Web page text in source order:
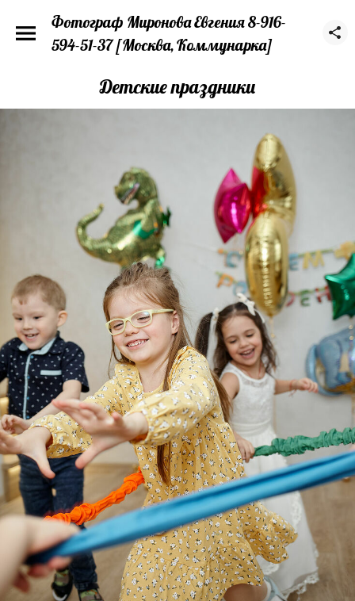
Фотограф Миронова Евгения 8-916-
594-51-37 [Москва, Коммунарка]
Детские праздники